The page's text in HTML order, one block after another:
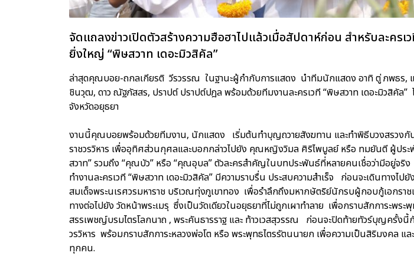
จัดแถลงข่าวเปิดตัวสร้างความฮือฮาไปแล้วเมื่อสัปดาห์ก่อน สำหรับละครเ
ยิ่งใหญ่ “พิษสวาท เดอะมิวสิคัล”
ล่าสุดคุณบอย-ถกลเกียรติ วีรวรรณ ในฐานะผู้กำกับการแสดง นำทีมนักแสดง อาทิ ตู่ ภพธ
ชินวุฒ, ดาว ณัฐภัสสร, ปราปต์ ปราปต์ปฎล พร้อมด้วยทีมงานละครเวที “พิษสวาท เดอะมิวสิคั
จังหวัดอยุธยา
งานนี้คุณบอยพร้อมด้วยทีมงาน, นักแสดง เริ่มต้นทำบุญถวายสังฆทาน และทำพิธีบวงสรวงกั
ราชวรวิหาร เพื่ออุทิศส่วนกุศลและบอกกล่าวไปยัง คุณหญิงวิมล ศิริไพบูลย์ หรือ ทมยันตี ผู้ปร
สวาท” รวมถึง “คุณบัว” หรือ “คุณอุบล” ตัวละครสำคัญในบทประพันธ์ที่หลายคนเชื่อว่ามีอยู่จริ
ทำงานละครเวที “พิษสวาท เดอะมิวสิคัล” มีความราบรื่น ประสบความสำเร็จ ก่อนจะเดินทางไปยั
สมเด็จพระนเรศวรมหาราช บริเวณทุ่งภูเขาทอง เพื่อรำลึกถึงมหากษัตริย์นักรบผู้กอบกู้เอกรา
ทางต่อไปยัง วัดหน้าพระเมรุ ซึ่งเป็นวัดเดียวในอยุธยาที่ไม่ถูกเผาทำลาย เพื่อกราบสักการะพร
สรรเพชญ์บรมไตรโลกนาถ , พระคันธารราฐ และ ท้าวเวสสุวรรณ ก่อนจะปิดท้ายทัวร์บุญครั้ง
วรวิหาร พร้อมกราบสักการะหลวงพ่อโต หรือ พระพุทธไตรรัตนนายก เพื่อความเป็นสิริมงคล แ
ทุกคน.